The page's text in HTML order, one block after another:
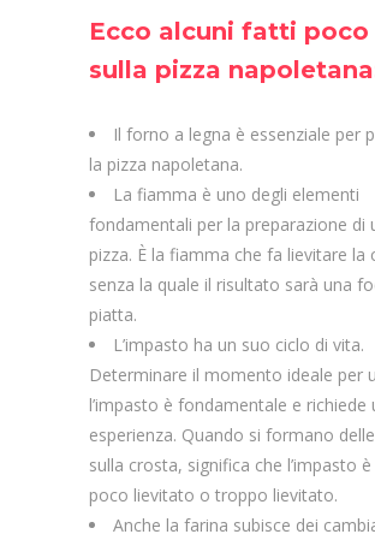
Ecco alcuni fatti
sulla pizza
Il forno a legna è essenziale per
la pizza napoletana.
La fiamma è uno degli elementi
fondamentali per la preparazione di
pizza. È la fiamma che fa lievitare la
senza la quale il risultato sarà una
piatta.
L’impasto ha un suo ciclo di vita.
Determinare il momento ideale per
l’impasto è fondamentale e richiede
esperienza. Quando si formano
sulla crosta, significa che l’impasto
poco lievitato o troppo lievitato.
Anche la farina subisce dei